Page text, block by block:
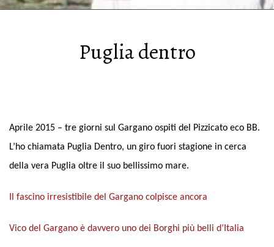
Puglia dentro
Aprile 2015 – tre giorni sul Gargano ospiti del Pizzicato eco BB.
L’ho chiamata Puglia Dentro, un giro fuori stagione in cerca
della vera Puglia oltre il suo bellissimo mare.
Il fascino irresistibile del Gargano colpisce ancora
Vico del Gargano è davvero uno dei Borghi più belli d’Italia